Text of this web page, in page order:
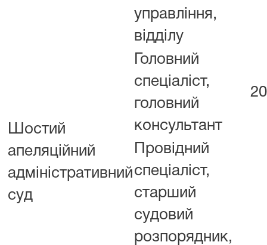
Шостий
апеляційний
адміністративний
суд
управління,
відділу
Головний
спеціаліст,
головний
консультант
20
Провідний
спеціаліст,
старший
судовий
розпорядник,